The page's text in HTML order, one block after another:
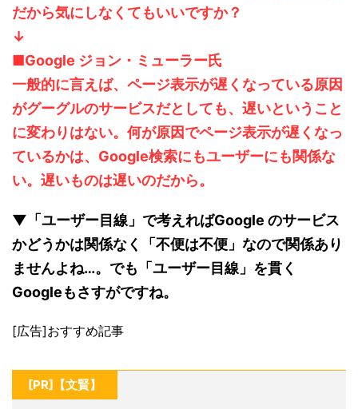
だから気にしなくてもいいですか？
↓
■Google ジョン・ミューラー氏
一般的に言えば、ページ表示が遅くなっている原因
がグーグルのサービスだとしても、遅いということ
に変わりはない。何が原因でページ表示が遅くなっ
ているかは、Google検索にもユーザーにも関係な
い。遅いものは遅いのだから。
▼「ユーザー目線」で考えればGoogle のサービス
かどうかは関係なく「不便は不便」なので関係あり
ませんよね…。でも「ユーザー目線」を貫く
Googleもさすがですね。
[広告]おすすめ記事
[PR]【文賢】